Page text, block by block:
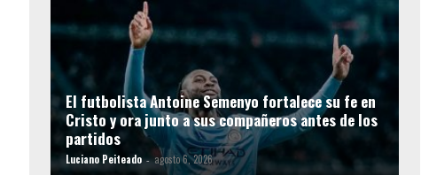
El futbolista Antoine Semenyo fortalece su fe en
Cristo y ora junto a sus compañeros antes de los
partidos
Luciano Peiteado - agosto 6, 2026